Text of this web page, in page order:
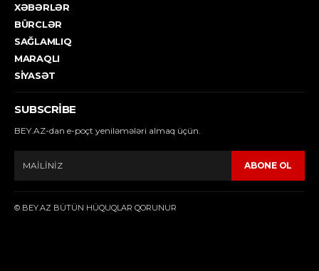
XƏBƏRLƏR
BÜRCLƏR
SAĞLAMLIQ
MARAQLI
SIYASƏT
SUBSCRIBE
BEY.AZ-dan e-poçt yeniləmələri almaq üçün.
ABONE OL
© BEY.AZ BÜTÜN HÜQUQLAR QORUNUR